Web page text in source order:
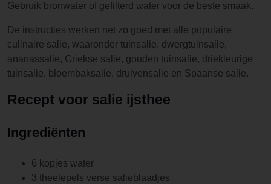
Gebruik bronwater of gefilterd water voor de beste smaak.
De instructies werken net zo goed met alle populaire
culinaire salie, waaronder tuinsalie, dwergtuinsalie,
ananassalie, Griekse salie, gouden tuinsalie, driekleurige
tuinsalie, bloembaksalie, druivensalie en Spaanse salie.
Recept voor salie ijsthee
Ingrediënten
6 kopjes water
3 theelepels verse salieblaadjes